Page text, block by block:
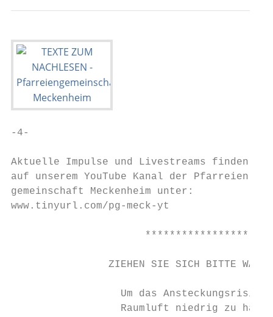
-4-
Aktuelle Impulse und Livestreams finden Sie
auf unserem YouTube Kanal der Pfarreien-
gemeinschaft Meckenheim unter:
www.tinyurl.com/pg-meck-yt
ZIEHEN SIE SICH BITTE WARM
Um das Ansteckungsrisiko
Raumluft niedrig zu